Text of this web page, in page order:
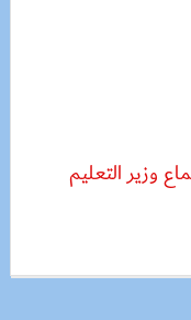
وزير التعليم